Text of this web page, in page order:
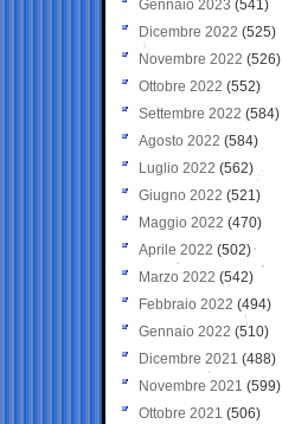
Gennaio 2023 (541)
Dicembre 2022 (525)
Novembre 2022 (526)
Ottobre 2022 (552)
Settembre 2022 (584)
Agosto 2022 (584)
Luglio 2022 (562)
Giugno 2022 (521)
Maggio 2022 (470)
Aprile 2022 (502)
Marzo 2022 (542)
Febbraio 2022 (494)
Gennaio 2022 (510)
Dicembre 2021 (488)
Novembre 2021 (599)
Ottobre 2021 (506)